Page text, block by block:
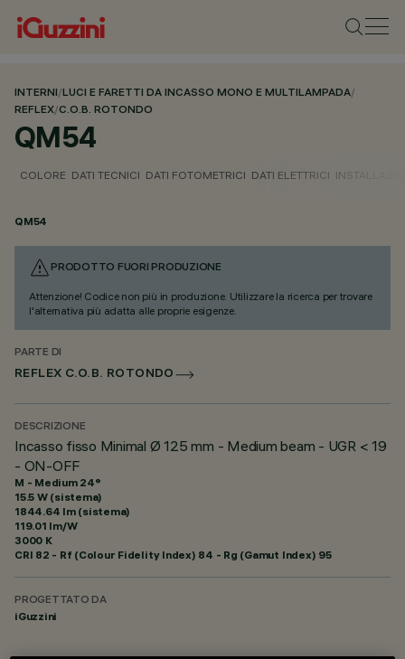
INTERNI/LUCI E FARETTI DA INCASSO MONO E MULTILAMPADA/
REFLEX/C.O.B. ROTONDO
QM54
COLORE DATI TECNICI DATI FOTOMETRICI DATI ELETTRICI
QM54
PRODOTTO FUORI PRODUZIONE
Attenzione! Codice non più in produzione. Utilizzare la ricerca per trovare
l'alternativa più adatta alle proprie esigenze.
PARTE DI
REFLEX C.O.B. ROTONDO
DESCRIZIONE
Incasso fisso Minimal Ø 125 mm - Medium beam - UGR < 19
- ON-OFF
M - Medium 24°
15.5 W (sistema)
1844.64 lm (sistema)
119.01 lm/W
3000 K
CRI 82 - Rf (Colour Fidelity Index) 84 - Rg (Gamut Index) 95
PROGETTATO DA
iGuzzini